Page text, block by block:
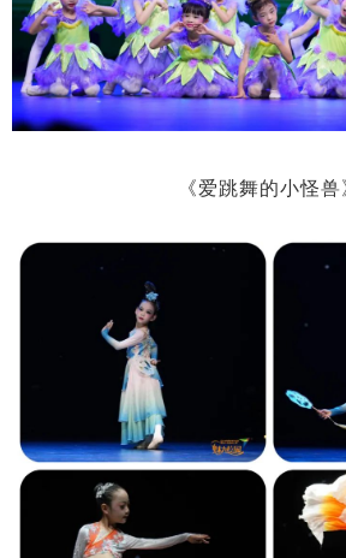
《爱跳舞的小怪兽